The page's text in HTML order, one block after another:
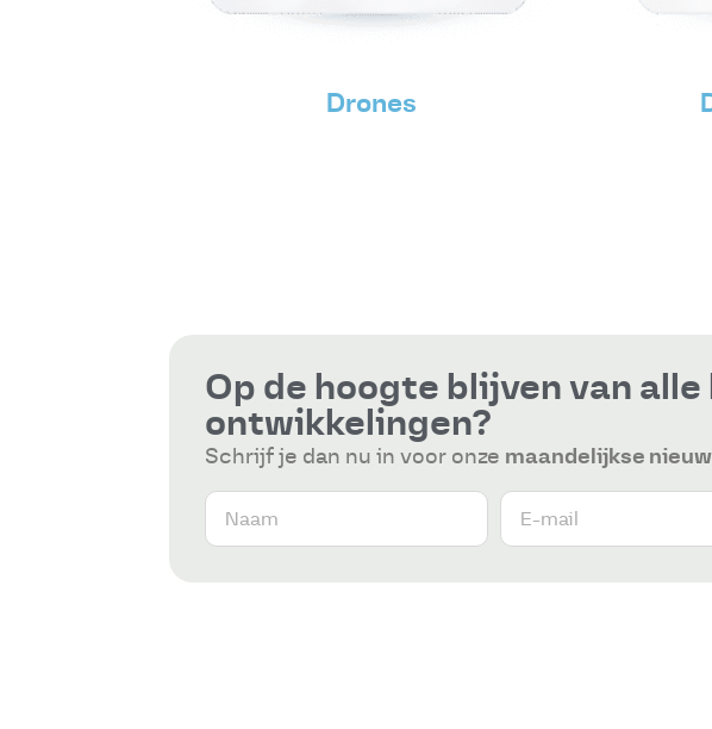
Drones
Op de hoogte blijven van
ontwikkelingen?
Schrijf je dan nu in voor onze maandelijkse